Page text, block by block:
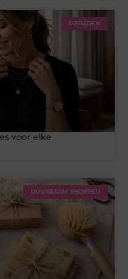
SIERADEN
voor elke
DUURZAAM SHOPPEN